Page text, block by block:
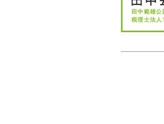
田中範雄
税理士法人